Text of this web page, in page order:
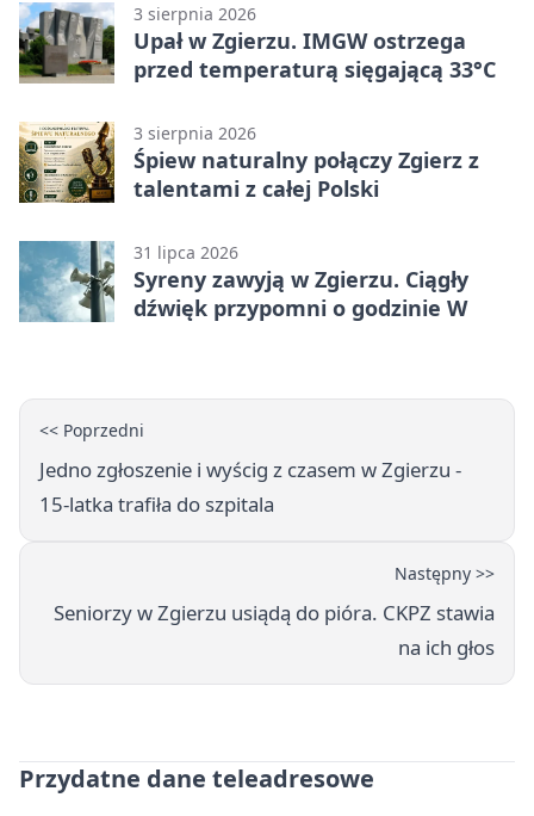
3 sierpnia 2026
Upał w Zgierzu. IMGW ostrzega
przed temperaturą sięgającą 33°C
3 sierpnia 2026
Śpiew naturalny połączy Zgierz z
talentami z całej Polski
31 lipca 2026
Syreny zawyją w Zgierzu. Ciągły
dźwięk przypomni o godzinie W
<< Poprzedni
Jedno zgłoszenie i wyścig z czasem w Zgierzu -
15-latka trafiła do szpitala
Następny >>
Seniorzy w Zgierzu usiądą do pióra. CKPZ stawia
na ich głos
Przydatne dane teleadresowe